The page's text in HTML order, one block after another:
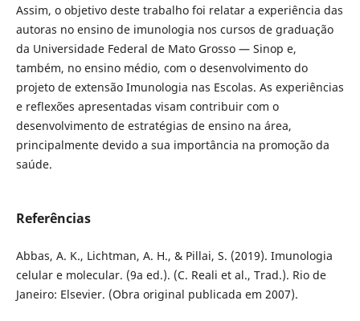
Assim, o objetivo deste trabalho foi relatar a experiência das
autoras no ensino de imunologia nos cursos de graduação
da Universidade Federal de Mato Grosso — Sinop e,
também, no ensino médio, com o desenvolvimento do
projeto de extensão Imunologia nas Escolas. As experiências
e reflexões apresentadas visam contribuir com o
desenvolvimento de estratégias de ensino na área,
principalmente devido a sua importância na promoção da
saúde.
Referências
Abbas, A. K., Lichtman, A. H., & Pillai, S. (2019). Imunologia
celular e molecular. (9a ed.). (C. Reali et al., Trad.). Rio de
Janeiro: Elsevier. (Obra original publicada em 2007).